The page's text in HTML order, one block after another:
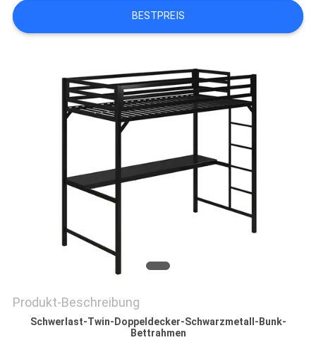
ZITAT
PRIVACY
BESTPREIS
Produkt-Beschreibung
Schwerlast-Twin-Doppeldecker-Schwarzmetall-Bunk-
Bettrahmen